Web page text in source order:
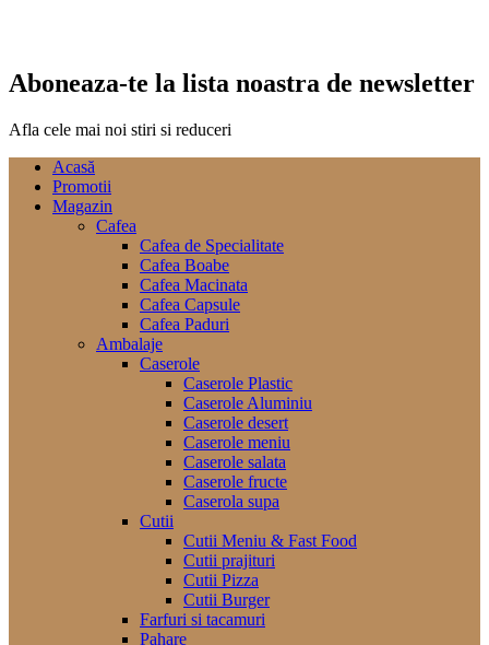
Aboneaza-te la lista noastra de newsletter
Afla cele mai noi stiri si reduceri
Acasă
Promotii
Magazin
Cafea
Cafea de Specialitate
Cafea Boabe
Cafea Macinata
Cafea Capsule
Cafea Paduri
Ambalaje
Caserole
Caserole Plastic
Caserole Aluminiu
Caserole desert
Caserole meniu
Caserole salata
Caserole fructe
Caserola supa
Cutii
Cutii Meniu & Fast Food
Cutii prajituri
Cutii Pizza
Cutii Burger
Farfuri si tacamuri
Pahare